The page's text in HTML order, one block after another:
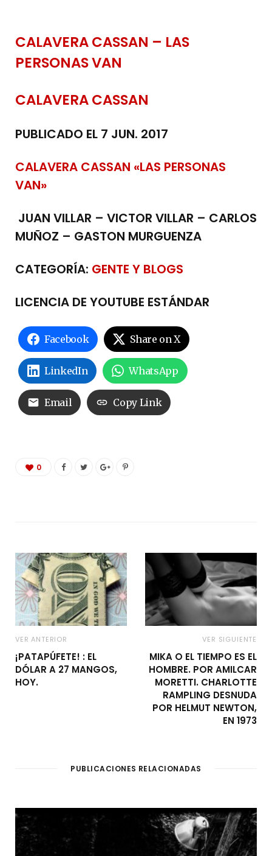
CALAVERA CASSAN – LAS
PERSONAS VAN
CALAVERA CASSAN
PUBLICADO EL 7 JUN. 2017
CALAVERA CASSAN «LAS PERSONAS
VAN»
JUAN VILLAR – VICTOR VILLAR – CARLOS
MUÑOZ – GASTON MURGUENZA
CATEGORÍA: GENTE Y BLOGS
LICENCIA DE YOUTUBE ESTÁNDAR
Facebook Share on X
LinkedIn WhatsApp
Email Copy Link
0
VER ANTERIOR
¡PATAPÚFETE! : EL
DÓLAR A 27 MANGOS,
HOY.
VER SIGUIENTE
MIKA O EL TIEMPO ES EL
HOMBRE. POR AMILCAR
MORETTI. CHARLOTTE
RAMPLING DESNUDA
POR HELMUT NEWTON,
EN 1973
PUBLICACIONES RELACIONADAS